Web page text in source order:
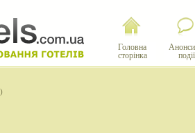
Головна
сторінка
події